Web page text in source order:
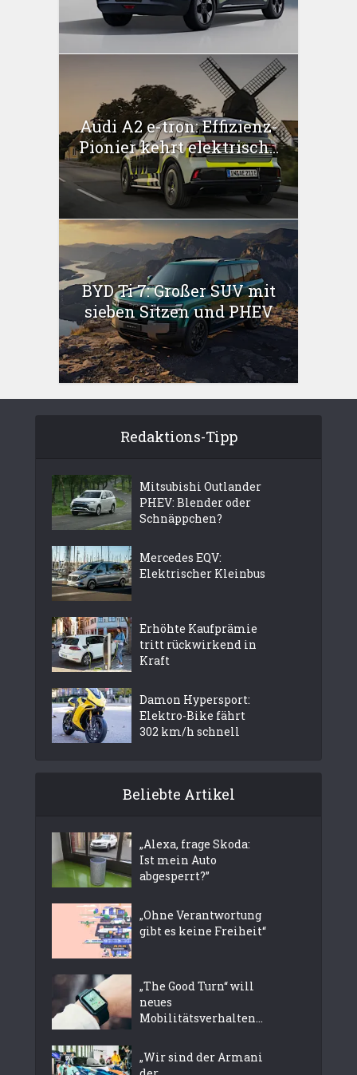
Audi A2 e-tron: Effizienz-
Pionier kehrt elektrisch...
BYD Ti 7: Großer SUV mit
sieben Sitzen und PHEV
Redaktions-Tipp
Mitsubishi Outlander
PHEV: Blender oder
Schnäppchen?
Mercedes EQV:
Elektrischer Kleinbus
Erhöhte Kaufprämie
tritt rückwirkend in
Kraft
Damon Hypersport:
Elektro-Bike fährt
302 km/h schnell
Beliebte Artikel
„Alexa, frage Skoda:
Ist mein Auto
abgesperrt?”
„Ohne Verantwortung
gibt es keine Freiheit“
„The Good Turn“ will
neues
Mobilitätsverhalten...
„Wir sind der Armani